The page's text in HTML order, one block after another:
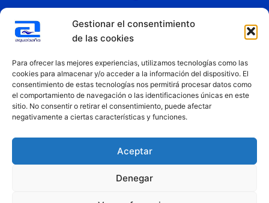
Gestionar el consentimiento
de las cookies
Para ofrecer las mejores experiencias, utilizamos tecnologías como las
cookies para almacenar y/o acceder a la información del dispositivo. El
consentimiento de estas tecnologías nos permitirá procesar datos como
el comportamiento de navegación o las identificaciones únicas en este
sitio. No consentir o retirar el consentimiento, puede afectar
negativamente a ciertas características y funciones.
Aceptar
Denegar
Política de privacidad
Condiciones de uso
Copyright © 2026 Aquabaño | Todos los derechos reservados
Diseñado porInnovation Studio